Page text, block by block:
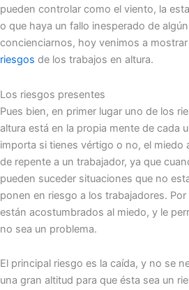
pueden controlar como el viento, la
o que haya un fallo inesperado de
concienciarnos, hoy venimos a
riesgos de los trabajos en altura.
Los riesgos presentes
Pues bien, en primer lugar uno de los
altura está en la propia mente de cada
importa si tienes vértigo o no, el miedo
de repente a un trabajador, ya que
pueden suceder situaciones que no
ponen en riesgo a los trabajadores.
están acostumbrados al miedo, y le
no sea un problema.
El principal riesgo es la caída, y no se
una gran altitud para que ésta sea un